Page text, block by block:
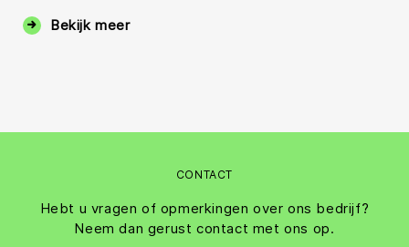
Bekijk meer
CONTACT
Hebt u vragen of opmerkingen over ons bedrijf?
Neem dan gerust contact met ons op.